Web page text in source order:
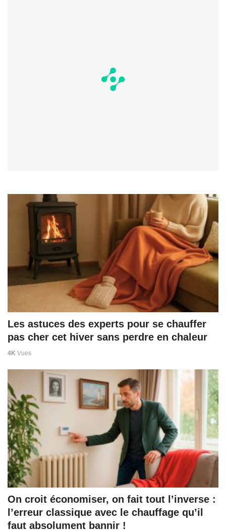
Les astuces des experts pour se chauffer
pas cher cet hiver sans perdre en chaleur
4K Vues
On croit économiser, on fait tout l’inverse :
l’erreur classique avec le chauffage qu’il
faut absolument bannir !